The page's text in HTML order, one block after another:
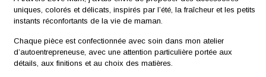
uniques, colorés et délicats, inspirés par l’été, la fraîcheur et les petits
instants réconfortants de la vie de maman.
Chaque pièce est confectionnée avec soin dans mon atelier
d’autoentrepreneuse, avec une attention particulière portée aux
détails, aux finitions et au choix des matières.